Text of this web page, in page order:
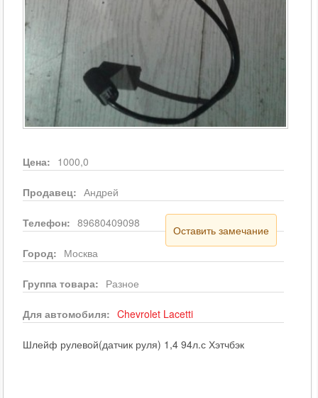
Цена: 1000,0
Продавец: Андрей
Телефон: 89680409098
Оставить замечание
Город: Москва
Группа товара: Разное
Для автомобиля: Chevrolet Lacetti
Шлейф рулевой(датчик руля) 1,4 94л.с Хэтчбэк